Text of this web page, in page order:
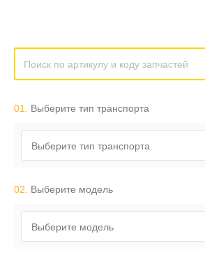
01. Выберите тип транспорта
Выберите тип транспорта
02. Выберите модель
Выберите модель